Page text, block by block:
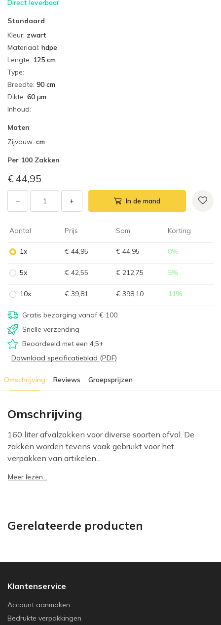
Direct leverbaar
Standaard
Kleur: zwart
Materiaal: hdpe
Lengte: 125 cm
Type:
Breedte: 90 cm
Dikte: 60 µm
Inhoud:
Maten
Zijvouw: cm
Per 100 Zakken
€ 44,95
− + In de mand
Aantal Prijs Som Korting
1x € 44,95 € 44,95 0%
5x € 42,55 € 212,75 5%
10x € 39,81 € 398,10 11%
Gratis bezorging vanaf € 100
Snelle verzending
Beoordeeld met een 4,5+
Download specificatieblad (PDF)
Omschrijving Reviews Groepsprijzen
Omschrijving
160 liter afvalzakken voor diverse soorten afval. De
zakken worden tevens vaak gebruikt voor het
verpakken van artikelen...
Meer lezen...
Gerelateerde producten
Klantenservice
Account aanmaken
Bedrukte verpakkingen